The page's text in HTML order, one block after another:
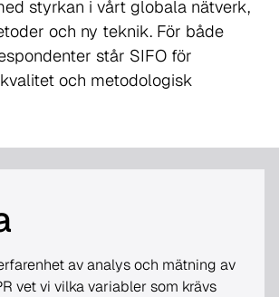
styrkan i vårt globala nätverk,
och ny teknik. För både
står SIFO för
och metodologisk
av analys och mätning av
vet vi vilka variabler som krävs